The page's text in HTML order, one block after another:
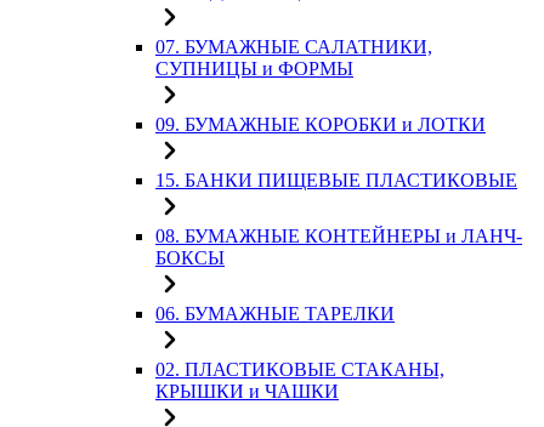
07. БУМАЖНЫЕ САЛАТНИКИ,
СУПНИЦЫ и ФОРМЫ
09. БУМАЖНЫЕ КОРОБКИ и ЛОТКИ
15. БАНКИ ПИЩЕВЫЕ ПЛАСТИКОВЫЕ
08. БУМАЖНЫЕ КОНТЕЙНЕРЫ и ЛАНЧ-
БОКСЫ
06. БУМАЖНЫЕ ТАРЕЛКИ
02. ПЛАСТИКОВЫЕ СТАКАНЫ,
КРЫШКИ и ЧАШКИ